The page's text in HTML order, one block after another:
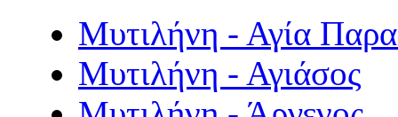
Μυτιλήνη - Αγία
Μυτιλήνη - Αγιάσος